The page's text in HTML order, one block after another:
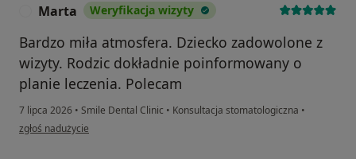
Marta Weryfikacja wizyty
Bardzo miła atmosfera. Dziecko zadowolone z
wizyty. Rodzic dokładnie poinformowany o
planie leczenia. Polecam
7 lipca 2026 • Smile Dental Clinic • Konsultacja stomatologiczna •
w opinii użytkownika Marta
zgłoś nadużycie